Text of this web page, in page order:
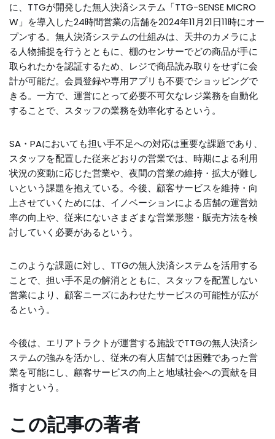
に、TTGが開発した無人決済システム「TTG-SENSE MICRO
W」を導入した24時間営業の店舗を2024年11月21日11時にオー
プンする。無人決済システムの仕組みは、天井のカメラによ
る人物捕捉を行うとともに、棚のセンサーでどの商品が手に
取られたかを認証するため、レジで商品読み取りをせずに会
計が可能だ。会員登録や専用アプリも不要でショッピングで
きる。一方で、運営にとって必要不可欠なレジ業務を自動化
することで、スタッフの業務を効率化するという。
SA・PAにおいても担い手不足への対応は重要な課題であり、
スタッフを配置した従来どおりの営業では、時期による利用
状況の変動に応じた営業や、夜間の営業の維持・拡大が難し
いという課題を抱えている。今後、顧客サービスを維持・向
上させていくためには、イノベーションによる店舗の運営効
率の向上や、従来にないさまざまな営業形態・販売方法を検
討していく必要があるという。
このような課題に対し、TTGの無人決済システムを活用する
ことで、担い手不足の解消とともに、スタッフを配置しない
営業により、顧客ニーズにあわせたサービスの可能性が広が
るという。
今後は、エリアトラクトが運営する施設でTTGの無人決済シ
ステムの強みを活かし、従来の有人店舗では困難であった営
業を可能にし、顧客サービスの向上と地域社会への貢献を目
指すという。
この記事の著者